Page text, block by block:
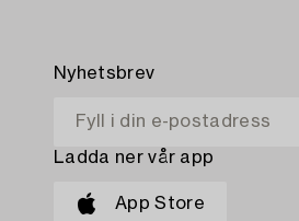
Nyhetsbrev
Ladda ner vår app
App Store